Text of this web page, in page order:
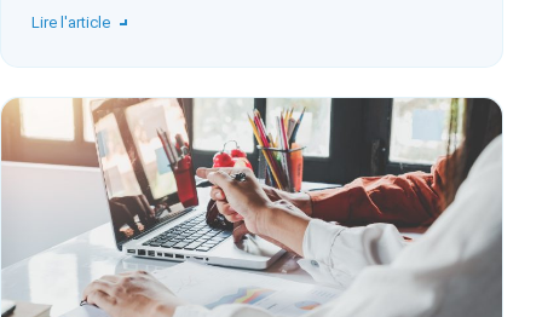
Lire l'article